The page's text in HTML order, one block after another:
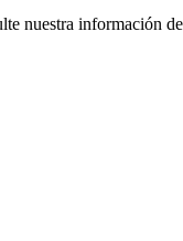
nuestra información